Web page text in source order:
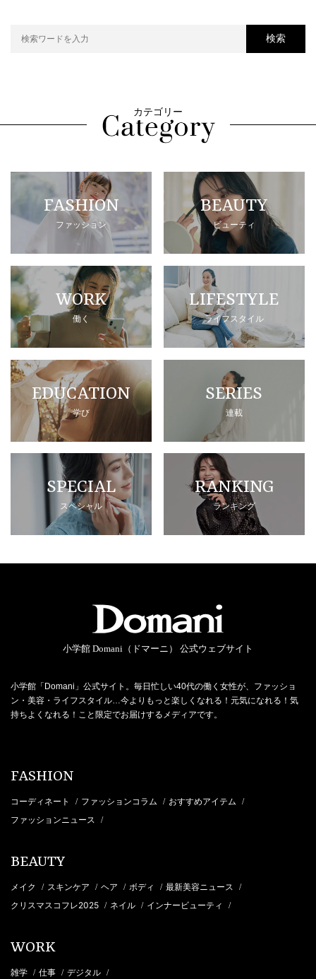
検索
カテゴリー
FASHION
ファッション
BEAUTY
ビューティ
WORK
働く
LIFESTYLE
ライフスタイル
EDUCATION
学び
SERIES
連載
SPECIAL
スペシャル
RANKING
ランキング
小学館 Domani（ドマーニ） 公式ウェブサイト
小学館「Domani」公式サイト。毎日忙しい40代の働く女性が、ファッショ
ン・美容・ライフスタイル…今よりもっと楽しくなれる！元気になれる！気
持ちよくなれる！こと限定でお届けするメディアです。
FASHION
コーディネート / ファッションコラム / おすすめアイテム /
ファッションニュース /
BEAUTY
メイク / スキンケア / ヘア / ボディ / 最新美容ニュース /
クリスマスコフレ2025 / ネイル / インナービューティ /
WORK
雑学 / 仕事 / デジタル /